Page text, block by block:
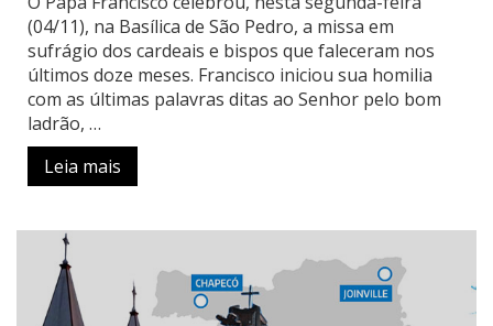
(04/11), na Basílica de São Pedro, a missa em
sufrágio dos cardeais e bispos que faleceram nos
últimos doze meses. Francisco iniciou sua homilia
com as últimas palavras ditas ao Senhor pelo bom
ladrão, …
Leia mais